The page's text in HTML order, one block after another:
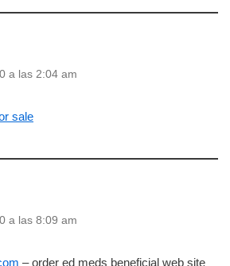
a las 2:04 am
sale
a las 8:09 am
– order ed meds beneficial web site